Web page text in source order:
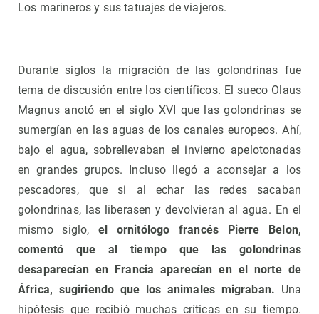
Los marineros y sus tatuajes de viajeros.
Durante siglos la migración de las golondrinas fue
tema de discusión entre los científicos. El sueco Olaus
Magnus anotó en el siglo XVI que las golondrinas se
sumergían en las aguas de los canales europeos. Ahí,
bajo el agua, sobrellevaban el invierno apelotonadas
en grandes grupos. Incluso llegó a aconsejar a los
pescadores, que si al echar las redes sacaban
golondrinas, las liberasen y devolvieran al agua. En el
mismo siglo, el ornitólogo francés Pierre Belon,
comentó que al tiempo que las golondrinas
desaparecían en Francia aparecían en el norte de
África, sugiriendo que los animales migraban. Una
hipótesis que recibió muchas críticas en su tiempo.